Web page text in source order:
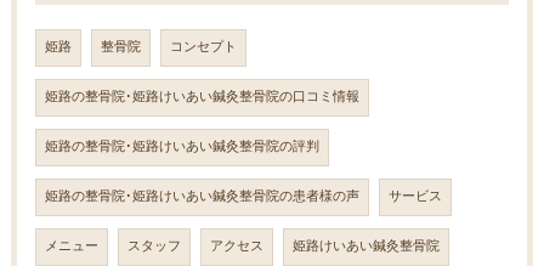
姫路 整骨院 コンセプト
姫路の整骨院･姫路けいあい鍼灸整骨院の口コミ情報
姫路の整骨院･姫路けいあい鍼灸整骨院の評判
姫路の整骨院･姫路けいあい鍼灸整骨院の患者様の声 サービス
メニュー スタッフ アクセス 姫路けいあい鍼灸整骨院